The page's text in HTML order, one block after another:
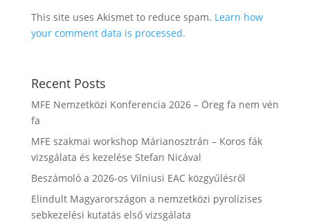
This site uses Akismet to reduce spam. Learn how
your comment data is processed.
Recent Posts
MFE Nemzetközi Konferencia 2026 – Öreg fa nem vén
fa
MFE szakmai workshop Márianosztrán – Koros fák
vizsgálata és kezelése Stefan Nicával
Beszámoló a 2026-os Vilniusi EAC közgyűlésről
Elindult Magyarországon a nemzetközi pyrolízises
sebkezelési kutatás első vizsgálata